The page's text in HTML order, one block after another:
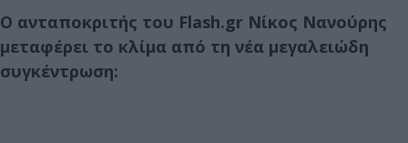
Ο ανταποκριτής του Flash.gr Νίκος Νανούρης
μεταφέρει το κλίμα από τη νέα μεγαλειώδη
συγκέντρωση: